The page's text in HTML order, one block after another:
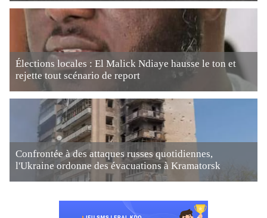
Élections locales : El Malick Ndiaye hausse le ton et
rejette tout scénario de report
Confrontée à des attaques russes quotidiennes,
l'Ukraine ordonne des évacuations à Kramatorsk